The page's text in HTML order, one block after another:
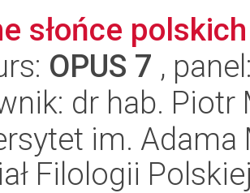
słońce
OPUS 7 ,
dr hab. Piotr
im.
Filologii